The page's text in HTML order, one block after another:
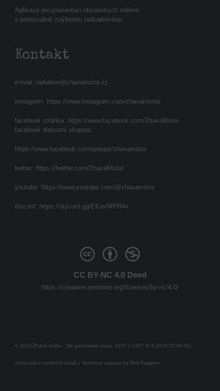
Aplikace pro prezentaci občanských měření
s potenciálně zvýšenou radioaktivitou.
Kontakt
e-mail: radiation@zhavamista.cz
instagram: https://www.instagram.com/zhavamista/
facebook stránka: https://www.facebook.com/ZhavaMista
facebook diskusní skupina:
https://www.facebook.com/groups/zhavamista
twitter: https://twitter.com/ZhavaMista/
youtube: https://www.youtube.com/@zhavamista
discord: https://discord.gg/EKavNtPR4x
CC BY-NC 4.0 Deed
https://creativecommons.org/licenses/by-nc/4.0/
© 2026 Žhavá místa - Tile generated maps: 3337 z 3337 (5.8.2026 22:30:05)
Zpracování osobních údajů | Technical support by Red Peppers